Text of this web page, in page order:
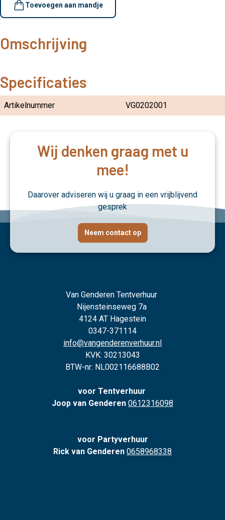
Toevoegen aan mandje
Omschrijving
Specificaties
Artikelnummer VG0202001
Wij denken graag met u
mee!
Daarover adviseren wij u graag in een vrijblijvend
gesprek
Neem contact op
Van Genderen Tentverhuur
Nijensteinseweg 7a
4124 AT Hagestein
0347-371114
info@vangenderenverhuur.nl
KVK: 30213043
BTW-nr: NL002116688B02
voor Tentverhuur
Joop van Genderen 0612316098
voor Partyverhuur
Rick van Genderen 0658968338